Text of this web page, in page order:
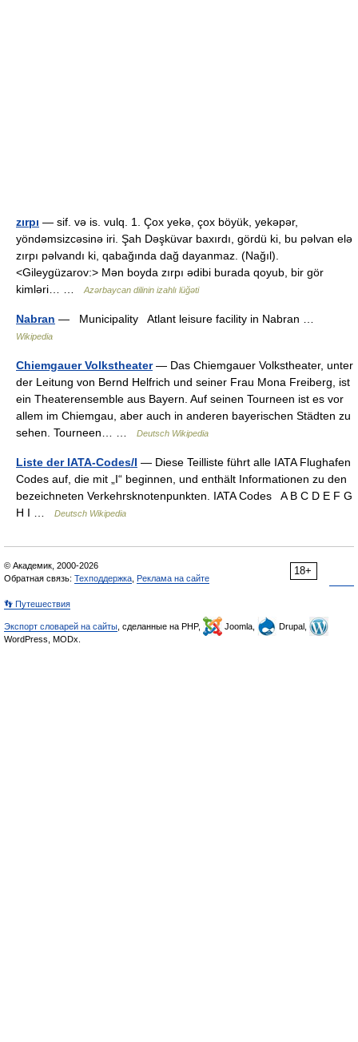
zırpı — sif. və is. vulq. 1. Çox yekə, çox böyük, yekəpər,
yöndəmsizcəsinə iri. Şah Dəşküvar baxırdı, gördü ki, bu pəlvan elə
zırpı pəlvandı ki, qabağında dağ dayanmaz. (Nağıl).
<Gileygüzarov:> Mən boyda zırpı ədibi burada qoyub, bir gör
kimləri… …
Azərbaycan dilinin izahlı lüğəti
Nabran — Municipality Atlant leisure facility in Nabran …
Wikipedia
Chiemgauer Volkstheater— Das Chiemgauer Volkstheater, unter
der Leitung von Bernd Helfrich und seiner Frau Mona Freiberg, ist
ein Theaterensemble aus Bayern. Auf seinen Tourneen ist es vor
allem im Chiemgau, aber auch in anderen bayerischen Städten zu
sehen. Tourneen… …
Deutsch Wikipedia
Liste der IATA-Codes/I — Diese Teilliste führt alle IATA Flughafen
Codes auf, die mit „I“ beginnen, und enthält Informationen zu den
bezeichneten Verkehrsknotenpunkten. IATA Codes A B C D E F G
H I …
Deutsch Wikipedia
18+
© Академик, 2000-2026
Обратная связь: Техподдержка Реклама на сайте
👣 Путешествия
Экспорт словарей на сайты , сделанные на PHP, Joomla,
Drupal,
WordPress, MODx.